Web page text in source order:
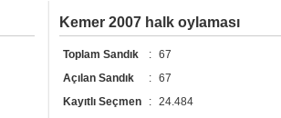
Kemer 2007 halk oylaması
Toplam Sandık : 67
Açılan Sandık
: 67
Kayıtlı Seçmen
: 24.484